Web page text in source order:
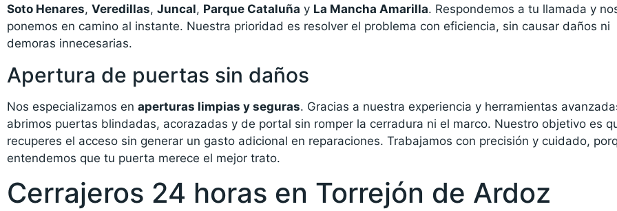
Soto Henares, Veredillas, Juncal, Parque Cataluña y La Mancha Amarilla. Respondemos a tu llamada y
ponemos en camino al instante. Nuestra prioridad es resolver el problema con eficiencia, sin causar daños ni
demoras innecesarias.
Apertura de puertas sin daños
Nos especializamos en aperturas limpias y seguras. Gracias a nuestra experiencia y herramientas
abrimos puertas blindadas, acorazadas y de portal sin romper la cerradura ni el marco. Nuestro objetivo es
recuperes el acceso sin generar un gasto adicional en reparaciones. Trabajamos con precisión y cuidado,
entendemos que tu puerta merece el mejor trato.
Cerrajeros 24 horas en Torrejón de Ardoz